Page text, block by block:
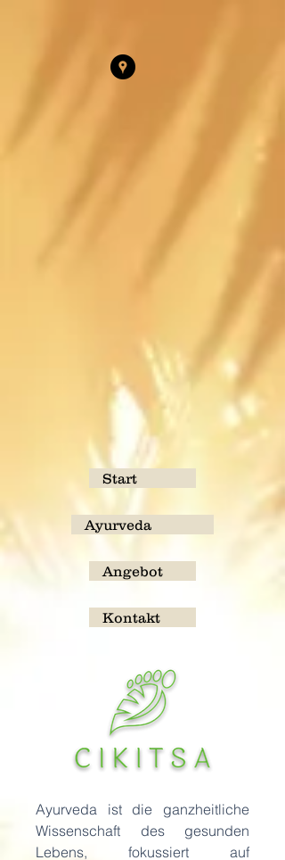
Start
Ayurveda
Angebot
Kontakt
Ayurveda ist die ganzheitliche
Wissenschaft des gesunden
Lebens, fokussiert auf